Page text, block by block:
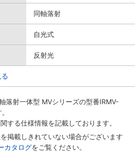
同軸落射
自光式
反射光
落射一体型 MVシリーズの型番IRMV-
する仕様情報を記載しております。
掲載しきれていない場合がございます
カタログをご覧ください。